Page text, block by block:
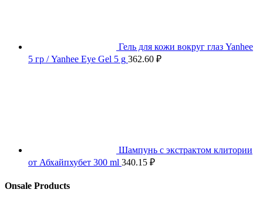
Гель для кожи вокруг глаз Yanhee
5 гр / Yanhee Eye Gel 5 g 362.60 ₽
Шампунь с экстрактом клитории
от Абхайпхубет 300 ml 340.15 ₽
Onsale Products